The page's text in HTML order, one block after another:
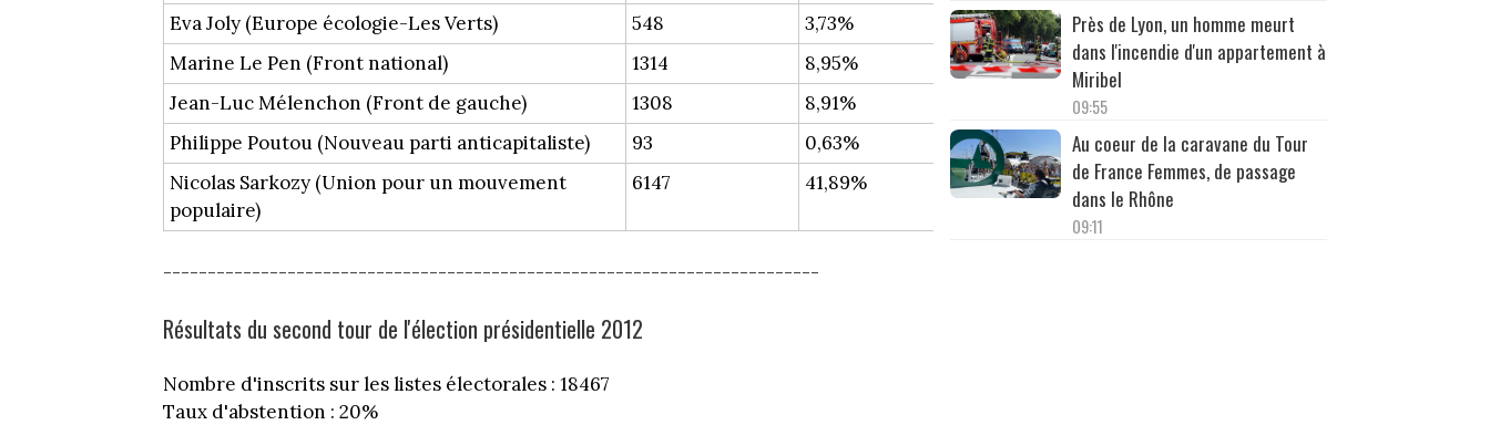
Eva Joly (Europe écologie-Les Verts)
548
3,73%
Marine Le Pen (Front national)
1314
8,95%
Jean-Luc Mélenchon (Front de gauche)
1308
8,91%
Philippe Poutou (Nouveau parti anticapitaliste)
93
0,63%
Nicolas Sarkozy (Union pour un mouvement
populaire)
6147 41,89%
--------------------------------------------------------------------------
Résultats du second tour de l'élection présidentielle 2012
Nombre d'inscrits sur les listes électorales : 18467
Taux d'abstention : 20%
Près de Lyon, un homme meurt
dans l'incendie d'un appartement à
Miribel
09:55
Au coeur de la caravane du Tour
de France Femmes, de passage
dans le Rhône
09:11